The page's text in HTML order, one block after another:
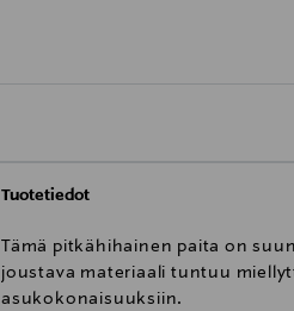
Tuotetiedot
Tämä pitkähihainen paita on
joustava materiaali tuntuu
asukokonaisuuksiin.